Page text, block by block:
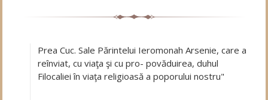
Prea Cuc. Sale Părintelui Ieromonah Arsenie, care a
reînviat, cu viaţa şi cu pro- povăduirea, duhul
Filocaliei în viaţa religioasă a poporului nostru"